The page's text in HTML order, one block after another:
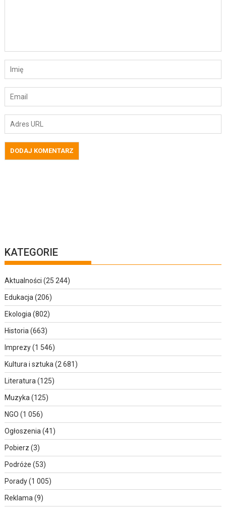
KATEGORIE
Aktualności (25 244)
Edukacja (206)
Ekologia (802)
Historia (663)
Imprezy(1 546)
Kultura i sztuka (2 681)
Literatura (125)
Muzyka (125)
NGO (1 056)
Ogłoszenia (41)
Pobierz (3)
Podróże (53)
Porady(1 005)
Reklama (9)